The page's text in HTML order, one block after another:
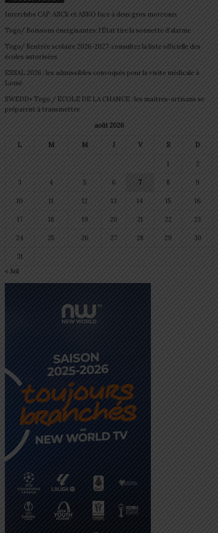
Interclubs CAF: ASCK et ASKO face à deux gros morceaux
Togo/ Boissons énergisantes: l’État tire la sonnette d’alarme
Togo/ Rentrée scolaire 2026-2027: consultez la liste officielle des
écoles autorisées
ESSAL 2026 : les admissibles convoqués pour la visite médicale à
Lomé
SWEDD+ Togo / ECOLE DE LA CHANCE : les maitres-artisans se
préparent à transmettre
août 2026
L M M J V S D
1 2
3 4 5 6 7 8 9
10 11 12 13 14 15 16
17 18 19 20 21 22 23
24 25 26 27 28 29 30
31
« Juil